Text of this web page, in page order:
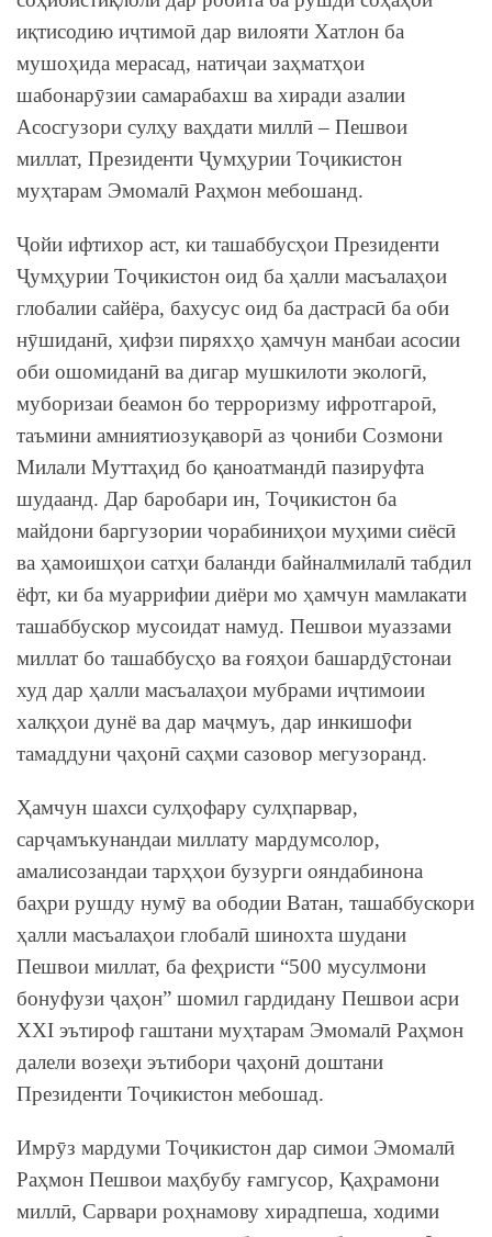
иқтисодию иҷтимоӣ дар вилояти Хатлон ба
мушоҳида мерасад, натиҷаи заҳматҳои
шабонарӯзии самарабахш ва хиради азалии
Асосгузори сулҳу ваҳдати миллӣ – Пешвои
миллат, Президенти Ҷумҳурии Тоҷикистон
муҳтарам Эмомалӣ Раҳмон мебошанд.
Ҷойи ифтихор аст, ки ташаббусҳои Президенти
Ҷумҳурии Тоҷикистон оид ба ҳалли масъалаҳои
глобалии сайёра, бахусус оид ба дастрасӣ ба оби
нӯшиданӣ, ҳифзи пиряхҳо ҳамчун манбаи асосии
оби ошомиданӣ ва дигар мушкилоти экологӣ,
муборизаи беамон бо терроризму ифротгароӣ,
таъмини амниятиозуқаворӣ аз ҷониби Созмони
Милали Муттаҳид бо қаноатмандӣ пазируфта
шудаанд. Дар баробари ин, Тоҷикистон ба
майдони баргузории чорабиниҳои муҳими сиёсӣ
ва ҳамоишҳои сатҳи баланди байналмилалӣ табдил
ёфт, ки ба муаррифии диёри мо ҳамчун мамлакати
ташаббускор мусоидат намуд. Пешвои муаззами
миллат бо ташаббусҳо ва ғояҳои башардӯстонаи
худ дар ҳалли масъалаҳои мубрами иҷтимоии
халқҳои дунё ва дар маҷмуъ, дар инкишофи
тамаддуни ҷаҳонӣ саҳми сазовор мегузоранд.
Ҳамчун шахси сулҳофару сулҳпарвар,
сарҷамъкунандаи миллату мардумсолор,
амалисозандаи тарҳҳои бузурги ояндабинона
баҳри рушду нумӯ ва ободии Ватан, ташаббускори
ҳалли масъалаҳои глобалӣ шинохта шудани
Пешвои миллат, ба феҳристи “500 мусулмони
бонуфузи ҷаҳон” шомил гардидану Пешвои асри
XXI эътироф гаштани муҳтарам Эмомалӣ Раҳмон
далели возеҳи эътибори ҷаҳонӣ доштани
Президенти Тоҷикистон мебошад.
Имрӯз мардуми Тоҷикистон дар симои Эмомалӣ
Раҳмон Пешвои маҳбубу ғамгусор, Қаҳрамони
миллӣ, Сарвари роҳнамову хирадпеша, ходими